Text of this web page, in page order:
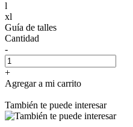
l
xl
Guía de talles
Cantidad
-
+
Agregar a mi carrito
También te puede interesar